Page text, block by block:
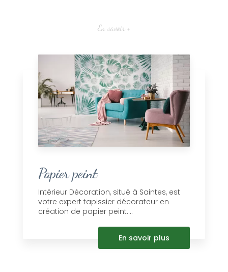
En savoir +
Papier peint
Intérieur Décoration, situé à Saintes, est
votre expert tapissier décorateur en
création de papier peint....
En savoir plus